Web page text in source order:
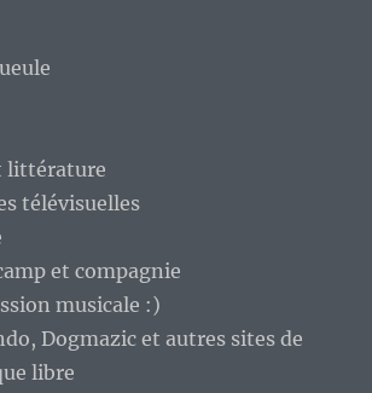
littérature
télévisuelles
et compagnie
musicale :)
Dogmazic et autres sites de
libre